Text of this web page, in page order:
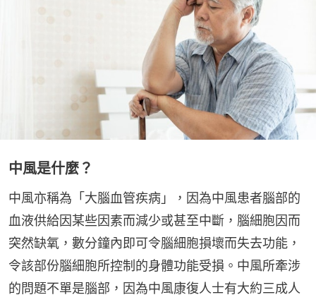
中風是什麼？
中風亦稱為「大腦血管疾病」，因為中風患者腦部的
血液供給因某些因素而減少或甚至中斷，腦細胞因而
突然缺氧，數分鐘內即可令腦細胞損壞而失去功能，
令該部份腦細胞所控制的身體功能受損。中風所牽涉
的問題不單是腦部，因為中風康復人士有大約三成人